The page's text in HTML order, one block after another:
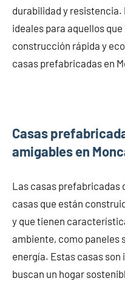
durabilidad y resistencia.
ideales para aquellos
construcción rápida y
casas prefabricadas en
Casas
amigables en
Las casas prefabricadas
casas que están
y que tienen
ambiente, como paneles
energía. Estas casas son
buscan un hogar